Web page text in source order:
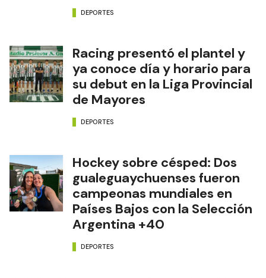
DEPORTES
Racing presentó el plantel y
ya conoce día y horario para
su debut en la Liga Provincial
de Mayores
DEPORTES
Hockey sobre césped: Dos
gualeguaychuenses fueron
campeonas mundiales en
Países Bajos con la Selección
Argentina +40
DEPORTES